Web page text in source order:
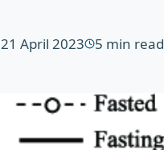
21 April 2023 5 min read